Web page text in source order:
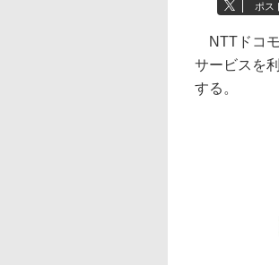
ポス
NTTドコモ
サービスを
する。